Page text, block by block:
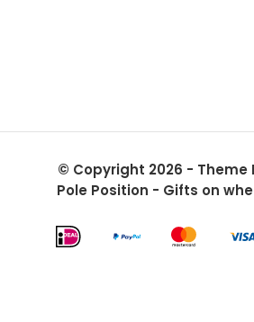
© Copyright 2026 - Theme
Pole Position - Gifts on